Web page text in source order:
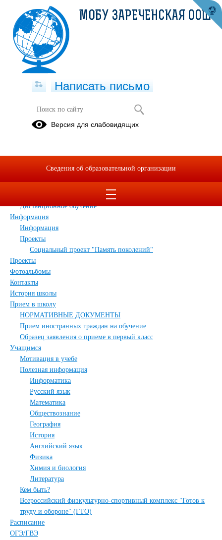
Карта сайта
Обращения граждан
Дополнительные сведения
Дистанционное обучение
Информация
Информация
Проекты
Социальный проект "Память поколений"
Проекты
Фотоальбомы
Контакты
История школы
Прием в школу
НОРМАТИВНЫЕ ДОКУМЕНТЫ
Прием иностранных граждан на обучение
Образец заявления о приеме в первый класс
Учащимся
Мотивация в учебе
Полезная информация
Информатика
Русский язык
Математика
Обществознание
География
История
Английский язык
Физика
Химия и биология
Литература
Кем быть?
Всероссийский физкультурно-спортивный комплекс "Готов к
труду и обороне" (ГТО)
Расписание
ОГЭ/ГВЭ
МОБУ ЗАРЕЧЕНСКАЯ ООШ
Написать письмо
Версия для слабовидящих
Сведения об образовательной организации